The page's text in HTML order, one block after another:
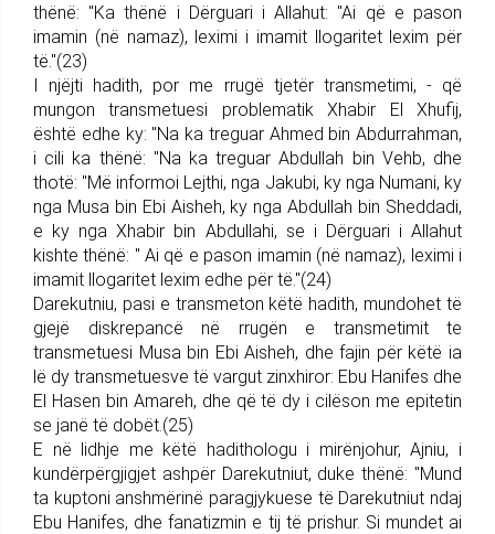
thënë: "Ka thënë i Dërguari i Allahut: "Ai që e pason
imamin (në namaz), leximi i imamit llogaritet lexim për
të."(23)
I njëjti hadith, por me rrugë tjetër transmetimi, - që
mungon transmetuesi problematik Xhabir El Xhufij,
është edhe ky: "Na ka treguar Ahmed bin Abdurrahman,
i cili ka thënë: "Na ka treguar Abdullah bin Vehb, dhe
thotë: "Më informoi Lejthi, nga Jakubi, ky nga Numani, ky
nga Musa bin Ebi Aisheh, ky nga Abdullah bin Sheddadi,
e ky nga Xhabir bin Abdullahi, se i Dërguari i Allahut
kishte thënë: " Ai që e pason imamin (në namaz), leximi i
imamit llogaritet lexim edhe për të."(24)
Darekutniu, pasi e transmeton këtë hadith, mundohet të
gjejë diskrepancë në rrugën e transmetimit te
transmetuesi Musa bin Ebi Aisheh, dhe fajin për këtë ia
lë dy transmetuesve të vargut zinxhiror: Ebu Hanifes dhe
El Hasen bin Amareh, dhe që të dy i cilëson me epitetin
se janë të dobët.(25)
E në lidhje me këtë hadithologu i mirënjohur, Ajniu, i
kundërpërgjigjet ashpër Darekutniut, duke thënë: "Mund
ta kuptoni anshmërinë paragjykuese të Darekutniut ndaj
Ebu Hanifes, dhe fanatizmin e tij të prishur. Si mundet ai